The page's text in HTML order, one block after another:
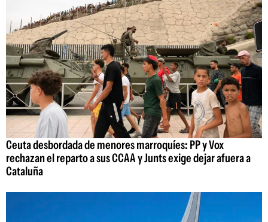
Ceuta desbordada de menores marroquíes: PP y Vox
rechazan el reparto a sus CCAA y Junts exige dejar afuera a
Cataluña